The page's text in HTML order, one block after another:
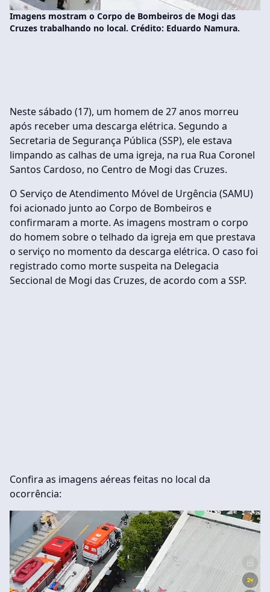
Imagens mostram o Corpo de Bombeiros de Mogi das
Cruzes trabalhando no local. Crédito: Eduardo Namura.
Neste sábado (17), um homem de 27 anos morreu
após receber uma descarga elétrica. Segundo a
Secretaria de Segurança Pública (SSP), ele estava
limpando as calhas de uma igreja, na rua Rua Coronel
Santos Cardoso, no Centro de Mogi das Cruzes.
O Serviço de Atendimento Móvel de Urgência (SAMU)
foi acionado junto ao Corpo de Bombeiros e
confirmaram a morte. As imagens mostram o corpo
do homem sobre o telhado da igreja em que prestava
o serviço no momento da descarga elétrica. O caso foi
registrado como morte suspeita na Delegacia
Seccional de Mogi das Cruzes, de acordo com a SSP.
Confira as imagens aéreas feitas no local da
ocorrência: